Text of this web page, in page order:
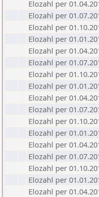
Elozahl per
Elozahl per
Elozahl per
Elozahl per
Elozahl per
Elozahl per
Elozahl per
Elozahl per
Elozahl per
Elozahl per
Elozahl per
Elozahl per
Elozahl per
Elozahl per
Elozahl per
Elozahl per
Elozahl per